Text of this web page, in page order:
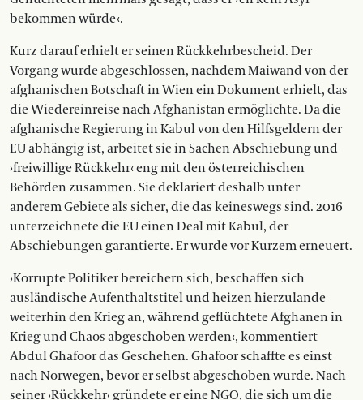
bekommen würde ‹.
Kurz darauf erhielt er seinen Rückkehrbescheid. Der
Vorgang wurde abgeschlossen, nachdem Maiwand von der
afghanischen Botschaft in Wien ein Dokument erhielt, das
die Wiedereinreise nach Afghanistan ermöglichte. Da die
afghanische Regierung in Kabul von den Hilfsgeldern der
EU abhängig ist, arbeitet sie in Sachen Abschiebung und
›freiwillige Rückkehr‹ eng mit den österreichischen
Behörden zusammen. Sie de­­klariert deshalb unter
anderem Gebiete als sicher, die das keineswegs sind. 2016
unterzeichnete die EU einen Deal mit Kabul, der
Abschiebungen garantierte. Er wurde vor Kurzem erneuert.
›Korrupte Politiker bereichern sich, beschaffen sich
ausländische Aufenthaltstitel und heizen hierzulande
weiterhin den Krieg an, während geflüchtete Afghanen in
Krieg und Chaos ab­geschoben werden‹, kommentiert
Abdul Ghafoor das Geschehen. Ghafoor schaffte es einst
nach Norwegen, bevor er selbst abgeschoben wurde. Nach
seiner ›Rückkehr‹ gründete er eine NGO, die sich um die